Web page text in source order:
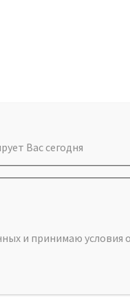
Вас сегодня
и принимаю условия